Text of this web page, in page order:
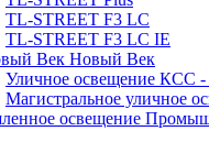
TL-STREET F3 LC
TL-STREET F3 LC IE
Новый Век
Уличное освещение КСС
Магистральное уличное